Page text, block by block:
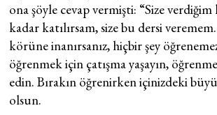
ona şöyle cevap vermişti: “Size
kadar katılırsam, size bu dersi
körüne inanırsanız, hiçbir şey
öğrenmek için çatışma yaşayın,
edin. Bırakın öğrenirken içinizdeki
olsun.